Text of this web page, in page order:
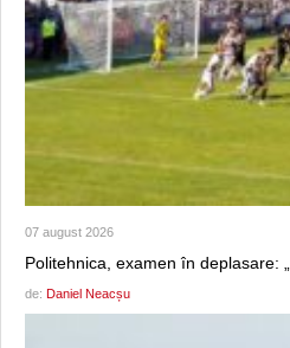
07 august 2026
Politehnica, examen în deplasare:
de: Daniel Neacșu